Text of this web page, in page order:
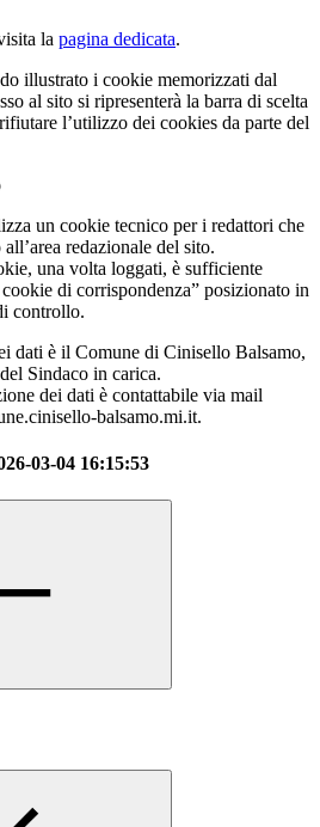
la pagina dedicata.
illustrato i cookie memorizzati dal
al sito si ripresenterà la barra di scelta
l’utilizzo dei cookies da parte del
un cookie tecnico per i redattori che
redazionale del sito.
una volta loggati, è sufficiente
di corrispondenza” posizionato in
controllo.
dati è il Comune di Cinisello Balsamo,
Sindaco in carica.
dei dati è contattabile via mail
balsamo.mi.it.
03-04 16:15:53